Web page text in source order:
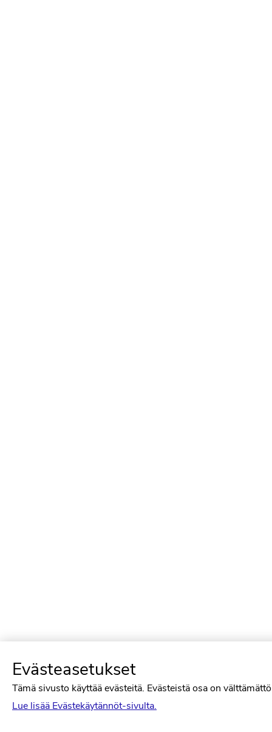
Evästeasetukset
Tämä sivusto käyttää evästeitä. Evästeistä osa on
Lue lisää Evästekäytännöt-sivulta.